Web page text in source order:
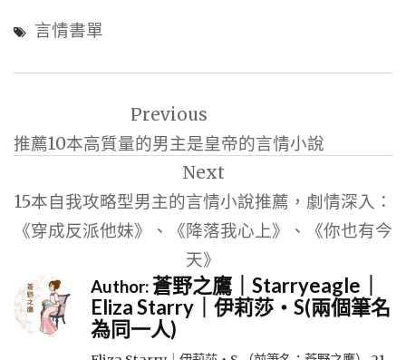
言情書單
導
覽
Previous
推薦10本高質量的男主是皇帝的言情小說
Next
15本自我攻略型男主的言情小說推薦，劇情深入：
《穿成反派他妹》、《降落我心上》、《你也有今
天》
Author:蒼野之鷹｜Starryeagle｜
Eliza Starry｜伊莉莎・S(兩個筆名
為同一人)